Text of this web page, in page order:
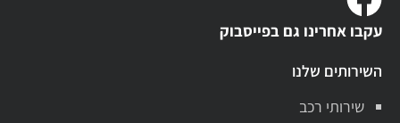
עקבו אחרינו גם בפייסבוק
השירותים שלנו
שירותי רכב